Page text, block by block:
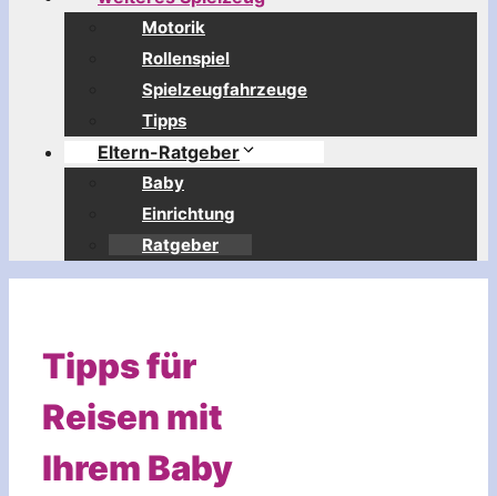
Motorik
Rollenspiel
Spielzeugfahrzeuge
Tipps
Eltern-Ratgeber
Baby
Einrichtung
Ratgeber
Tipps für
Reisen mit
Ihrem Baby